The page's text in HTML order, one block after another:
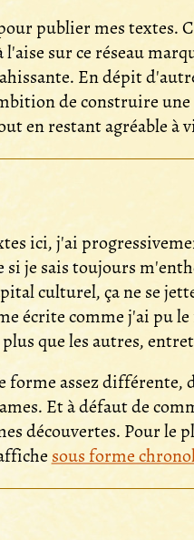
publier mes textes.
sur ce réseau
En dépit
de construire
en restant agréable à
ici, j'ai
je sais toujours
culturel, ça ne se
écrite comme j'ai pu le
que les autres,
forme assez différente,
Et à défaut de
découvertes. Pour le
sous forme